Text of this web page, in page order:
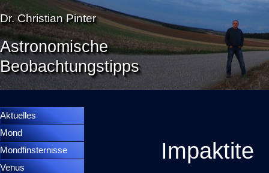
Direkt zum Seiteninhalt
Dr. Christian Pinter
Astronomische
Beobachtungstipps
Aktuelles
Mond
Mondfinsternisse
Venus
Impaktite